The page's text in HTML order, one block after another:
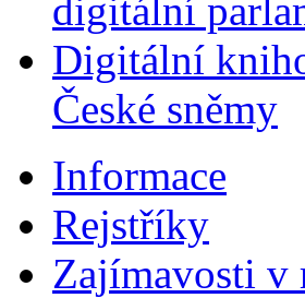
digitální
Digitální
České sněmy
Informace
Rejstříky
Zajímavosti v